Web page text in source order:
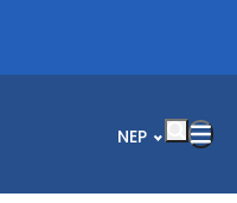
भाषा चयन गर्नुहोस्
NEP